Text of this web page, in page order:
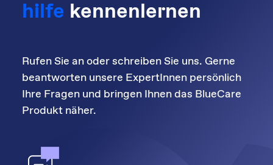
hilfe kennenlernen
Rufen Sie an oder schreiben Sie uns. Gerne
beantworten unsere ExpertInnen persönlich
Ihre Fragen und bringen Ihnen das BlueCare
Produkt näher.